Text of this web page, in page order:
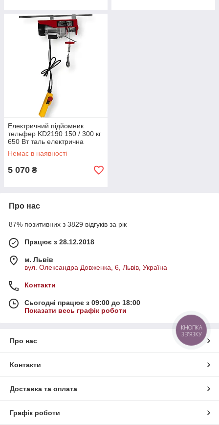
Електричний підйомник
тельфер KD2190 150 / 300 кг
650 Вт таль електрична
канатна пересувний
електричний тельфер
Немає в наявності
5 070 ₴
Про нас
87% позитивних з 3829 відгуків за рік
Працює з 28.12.2018
м. Львів
вул. Олександра Довженка, 6, Львів, Україна
Контакти
Сьогодні працює з 09:00 до 18:00
Показати весь графік роботи
Про нас
Контакти
Доставка та оплата
Графік роботи
КНОПКА
ЗВ'ЯЗКУ